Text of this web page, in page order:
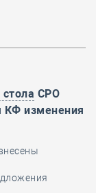
стола СРО
КФ изменения